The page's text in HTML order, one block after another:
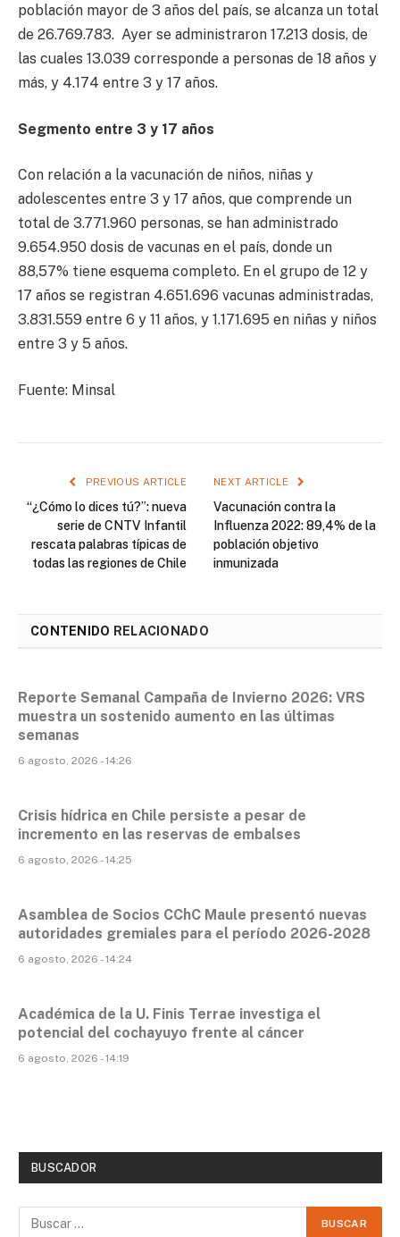
población mayor de 3 años del país, se alcanza un total
de 26.769.783. Ayer se administraron 17.213 dosis, de
las cuales 13.039 corresponde a personas de 18 años y
más, y 4.174 entre 3 y 17 años.
Segmento entre 3 y 17 años
Con relación a la vacunación de niños, niñas y
adolescentes entre 3 y 17 años, que comprende un
total de 3.771.960 personas, se han administrado
9.654.950 dosis de vacunas en el país, donde un
88,57% tiene esquema completo. En el grupo de 12 y
17 años se registran 4.651.696 vacunas administradas,
3.831.559 entre 6 y 11 años, y 1.171.695 en niñas y niños
entre 3 y 5 años.
Fuente: Minsal
PREVIOUS ARTICLE
“¿Cómo lo dices tú?”: nueva
serie de CNTV Infantil
rescata palabras típicas de
todas las regiones de Chile
NEXT ARTICLE
Vacunación contra la
Influenza 2022: 89,4% de la
población objetivo
inmunizada
CONTENIDO RELACIONADO
Reporte Semanal Campaña de Invierno 2026: VRS
muestra un sostenido aumento en las últimas
semanas
6 agosto, 2026 - 14:26
Crisis hídrica en Chile persiste a pesar de
incremento en las reservas de embalses
6 agosto, 2026 - 14:25
Asamblea de Socios CChC Maule presentó nuevas
autoridades gremiales para el período 2026-2028
6 agosto, 2026 - 14:24
Académica de la U. Finis Terrae investiga el
potencial del cochayuyo frente al cáncer
6 agosto, 2026 - 14:19
BUSCADOR